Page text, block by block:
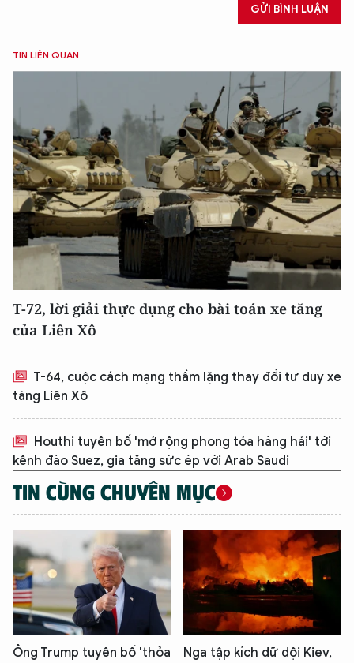
GỬI BÌNH LUẬN
TIN LIÊN QUAN
T-72, lời giải thực dụng cho bài toán xe tăng
của Liên Xô
T-64, cuộc cách mạng thầm lặng thay đổi tư duy xe
tăng Liên Xô
Houthi tuyên bố 'mở rộng phong tỏa hàng hải' tới
kênh đào Suez, gia tăng sức ép với Arab Saudi
TIN CÙNG CHUYÊN MỤC
Ông Trump tuyên bố 'thỏa
Nga tập kích dữ dội Kiev,
XIN CHÀO,
TÔI LÀ CHATBOT CỦA
Hãy hỏi tôi bất kỳ điều gì bạn cần biết về
An Ninh Thủ Đô nhé. Tôi sẵn sàng hỗ trợ!